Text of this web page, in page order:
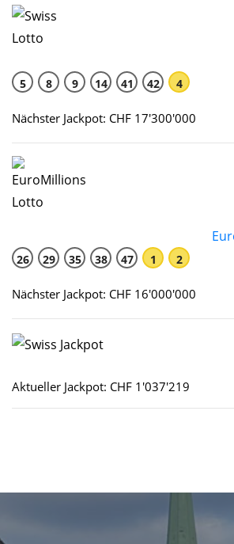
5 8 9 14 41 42 4
Nächster Jackpot: CHF 17'300'000
26 29 35 38 47 1 2
Nächster Jackpot: CHF 16'000'000
Aktueller Jackpot: CHF 1'037'219